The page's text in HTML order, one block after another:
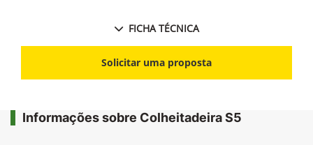
FICHA TÉCNICA
Solicitar uma proposta
Informações sobre Colheitadeira S5